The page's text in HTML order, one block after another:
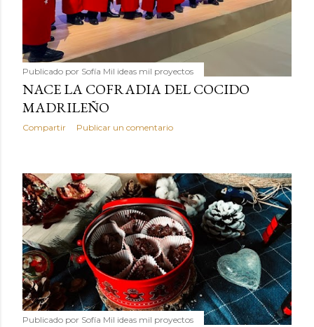
Publicado por Sofía Mil ideas mil proyectos
NACE LA COFRADIA DEL COCIDO
MADRILEÑO
Compartir Publicar un comentario
Publicado por Sofía Mil ideas mil proyectos